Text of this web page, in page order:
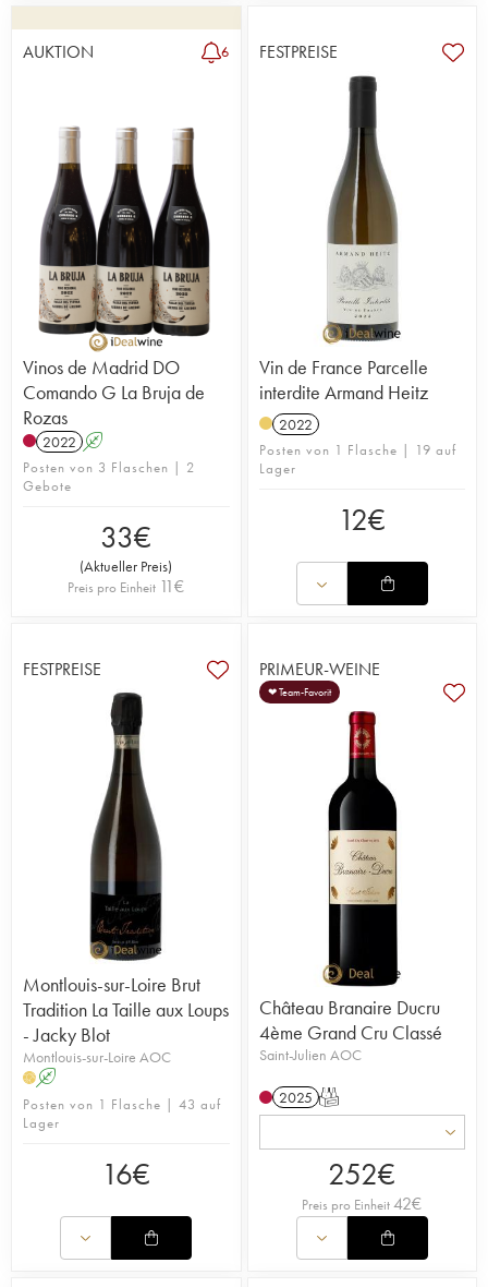
AUKTION 6
Vinos de Madrid DO
Comando G La Bruja de
Rozas
2022 A
Posten von 3 Flaschen | 2
Gebote
33€
(Aktueller Preis)
Preis pro Einheit 11€
FESTPREISE
Vin de France Parcelle
interdite Armand Heitz
2022
Posten von 1 Flasche | 19 auf
Lager
12€
FESTPREISE
Montlouis-sur-Loire Brut
Tradition La Taille aux Loups
- Jacky Blot
Montlouis-sur-Loire AOC
H A
Posten von 1 Flasche | 43 auf
Lager
16€
PRIMEUR-WEINE
❤ Team-Favorit
Château Branaire Ducru
4ème Grand Cru Classé
Saint-Julien AOC
2025 T
252€
Preis pro Einheit42€